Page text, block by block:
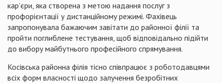
кар’єри, яка створена з метою надання послуг з
профорієнтації у дистанційному режимі. Фахівець
запропонувала бажаючим завітати до районної філії та
пройти поглиблене тестування, щоб відповідально підійти
до вибору майбутнього професійного спрямування.
Косівська районна філія тісно співпрацює з роботодавцями
всіх форм власності щодо залучення безробітних